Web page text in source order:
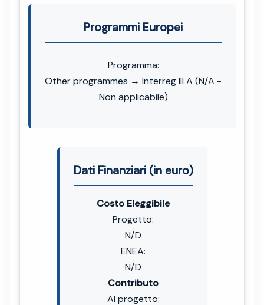
Programmi Europei
Programma:
Other programmes → Interreg III A (N/A -
Non applicabile)
Dati Finanziari (in euro)
Costo Eleggibile
Progetto:
N/D
ENEA:
N/D
Contributo
Al progetto: